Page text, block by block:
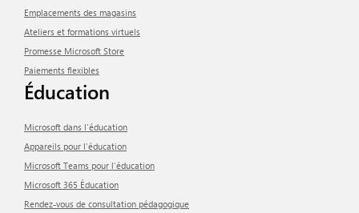
Emplacements des magasins
Ateliers et formations virtuels
Promesse Microsoft Store
Paiements flexibles
Éducation
Microsoft dans l'éducation
Appareils pour l'éducation
Microsoft Teams pour l'éducation
Microsoft 365 Éducation
Rendez-vous de consultation pédagogique